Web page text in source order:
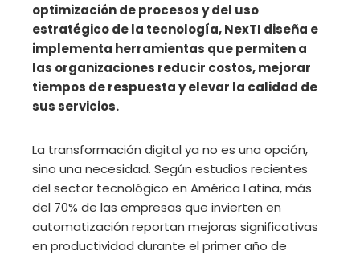
optimización de procesos y del uso
estratégico de la tecnología, NexTI diseña e
implementa herramientas que permiten a
las organizaciones reducir costos, mejorar
tiempos de respuesta y elevar la calidad de
sus servicios.
La transformación digital ya no es una opción,
sino una necesidad. Según estudios recientes
del sector tecnológico en América Latina, más
del 70% de las empresas que invierten en
automatización reportan mejoras significativas
en productividad durante el primer año de